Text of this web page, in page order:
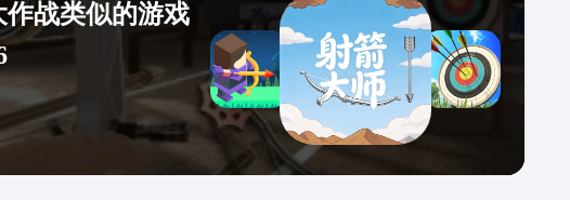
开测提醒。你可以通过在九游官网中搜索&quot;伏龙&quot;，
战类似的游戏